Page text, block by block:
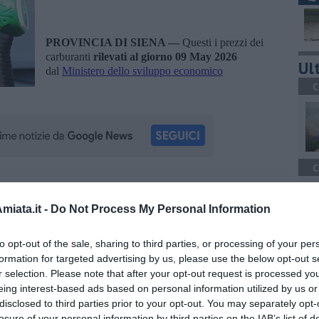
- Do Not Process My Personal Information
opt-out of the sale, sharing to third parties, or processing of your
for targeted advertising by us, please use the below opt-out
selection. Please note that after your opt-out request is processed
interest-based ads based on personal information utilized by us
to third parties prior to your opt-out. You may separately
PROVINCIA DI SIENA — Questi i prezzi dei
carburanti rilevati al giorno 09 May 2026
dal Ministero dello sviluppo economico
iscriviti alla
nella tua casella di posta.
dello sviluppo economico